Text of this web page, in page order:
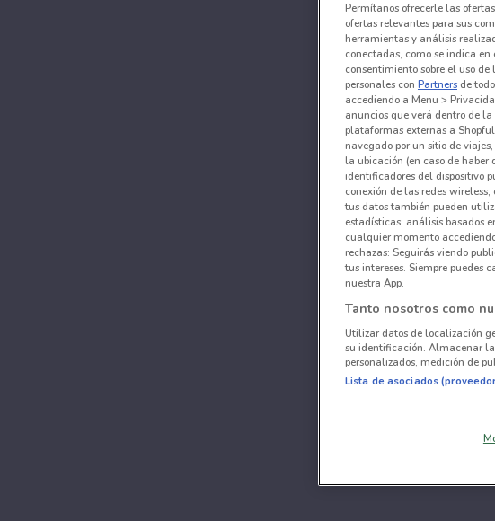
Permítanos ofrecerle las
ofertas relevantes para sus
herramientas y análisis
conectadas, como se indica
consentimiento sobre el uso
personales con Partners de
accediendo a Menu >
anuncios que verá dentro de
plataformas externas a
navegado por un sitio de
la ubicación (en caso de haber
identificadores del dispositivo
conexión de las redes
tus datos también pueden
estadísticas, análisis basados
cualquier momento
rechazas: Seguirás viendo
tus intereses. Siempre puedes
nuestra App.
Tanto nosotros como
Utilizar datos de localización
su identificación. Almacenar
personalizados, medición de
Lista de asociados